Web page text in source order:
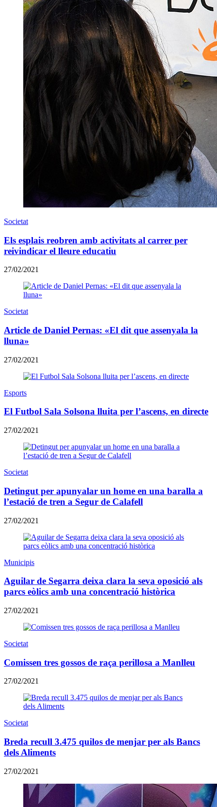
Societat
Els esplais reobren amb activitats al carrer per
reivindicar el lleure educatiu
27/02/2021
Societat
Article de Daniel Pernas: «El dit que assenyala la
lluna»
27/02/2021
Esports
El Futbol Sala Solsona lluita per l’ascens, en directe
27/02/2021
Societat
Detingut per apunyalar un home en una baralla a
l’estació de tren a Segur de Calafell
27/02/2021
Municipis
Aguilar de Segarra deixa clara la seva oposició als
parcs eòlics amb una concentració històrica
27/02/2021
Societat
Comissen tres gossos de raça perillosa a Manlleu
27/02/2021
Societat
Breda recull 3.475 quilos de menjar per als Bancs
dels Aliments
27/02/2021